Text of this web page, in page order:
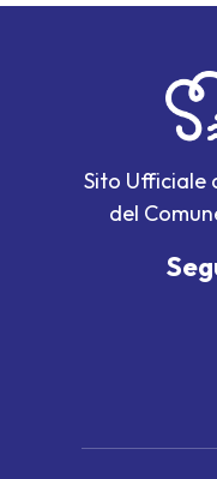
Sito Ufficiale
del